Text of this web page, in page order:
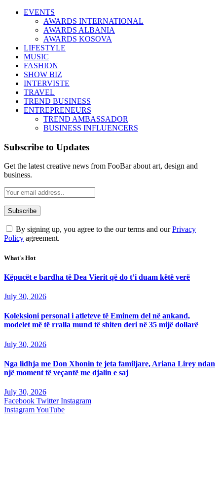
EVENTS
AWARDS INTERNATIONAL
AWARDS ALBANIA
AWARDS KOSOVA
LIFESTYLE
MUSIC
FASHION
SHOW BIZ
INTERVISTE
TRAVEL
TREND BUSINESS
ENTREPRENEURS
TREND AMBASSADOR
BUSINESS INFLUENCERS
Subscribe to Updates
Get the latest creative news from FooBar about art, design and
business.
By signing up, you agree to the our terms and ourPrivacy
Policy agreement.
What's Hot
Këpucët e bardha të Dea Vierit që do t’i duam këtë verë
July 30, 2026
Koleksioni personal i atleteve të Eminem del në ankand,
modelet më të rralla mund të shiten deri në 35 mijë dollarë
July 30, 2026
Nga lidhja me Don Xhonin te jeta familjare, Ariana Lirey ndan
një moment të veçantë me djalin e saj
July 30, 2026
Facebook Twitter Instagram
InstagramYouTube